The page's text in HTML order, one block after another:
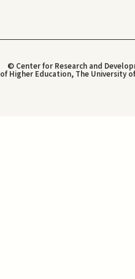
© Center for Research and
of Higher Education, The University